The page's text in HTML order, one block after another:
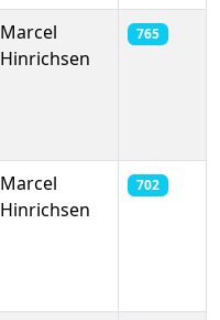
Marcel
Hinrichsen
765
Marcel
Hinrichsen
702